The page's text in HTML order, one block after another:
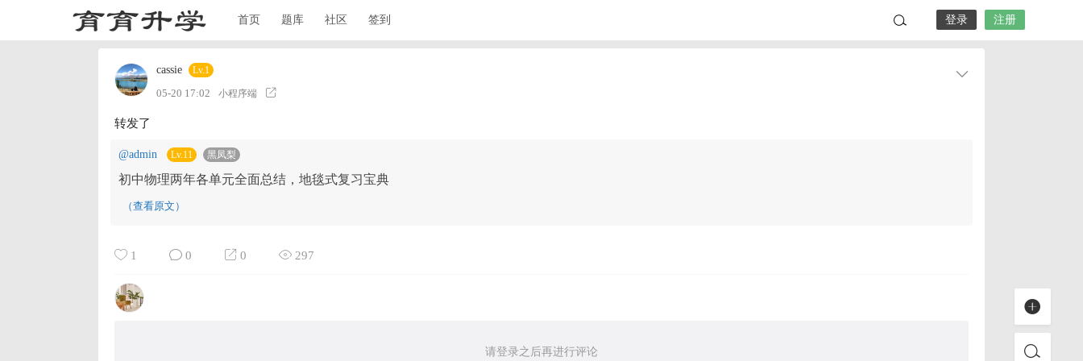
首页 题库 社区 签到 登录 注册
cassie Lv.1
05-20 17:02 小程序端
转发了
@admin Lv.11 黑凤梨
初中物理两年各单元全面总结，地毯式复习宝典
（查看原文）
1 0 0 297
请登录之后再进行评论